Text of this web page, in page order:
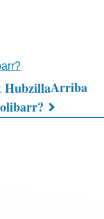
HubzillaArriba